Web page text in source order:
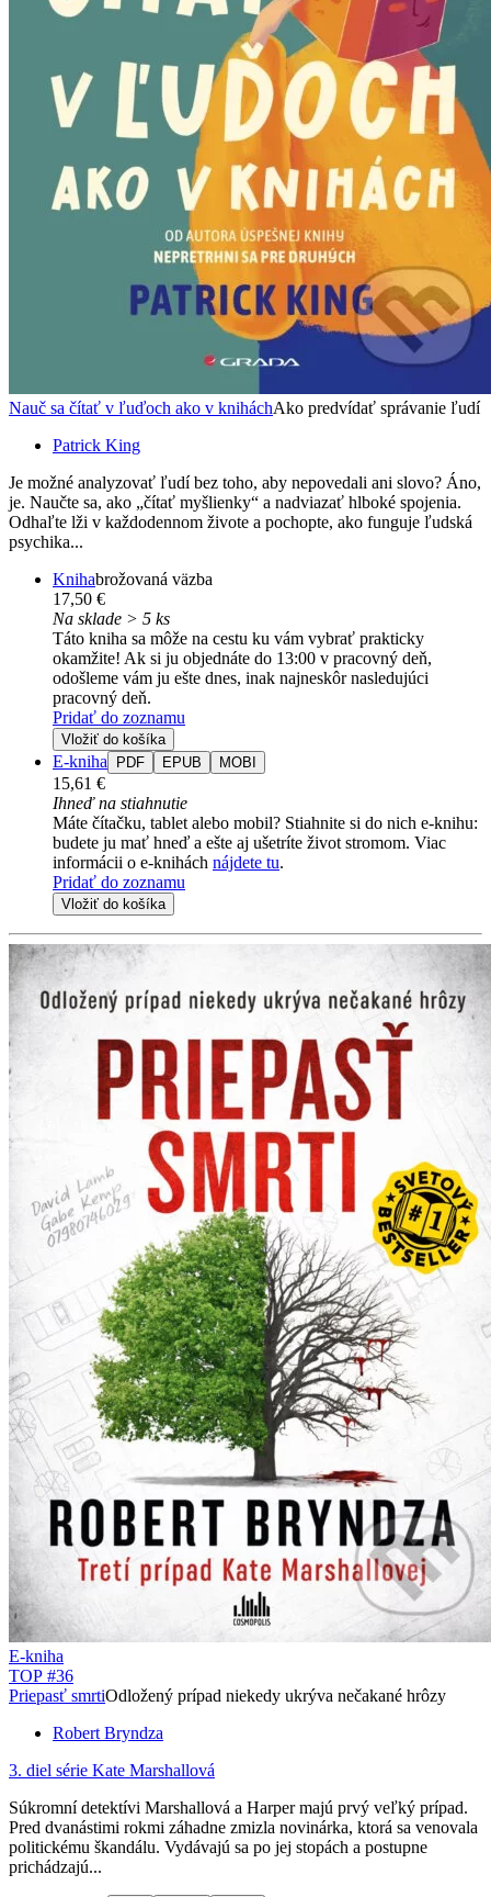
Nauč sa čítať v ľuďoch ako v kniháchAko predvídať správanie ľudí
Patrick King
Je možné analyzovať ľudí bez toho, aby nepovedali ani slovo? Áno,
je. Naučte sa, ako „čítať myšlienky“ a nadviazať hlboké spojenia.
Odhaľte lži v každodennom živote a pochopte, ako funguje ľudská
psychika...
Knihabrožovaná väzba
17,50 €
Na sklade > 5 ks
Táto kniha sa môže na cestu ku vám vybrať prakticky
okamžite! Ak si ju objednáte do 13:00 v pracovný deň,
odošleme vám ju ešte dnes, inak najneskôr nasledujúci
pracovný deň.
Pridať do zoznamu
Vložiť do košíka
E-kniha PDF EPUB MOBI
15,61 €
Ihneď na stiahnutie
Máte čítačku, tablet alebo mobil? Stiahnite si do nich e-knihu:
budete ju mať hneď a ešte aj ušetríte život stromom. Viac
informácii o e-knihách nájdete tu.
Pridať do zoznamu
Vložiť do košíka
E-kniha
TOP #36
Priepasť smrtiOdložený prípad niekedy ukrýva nečakané hrôzy
Robert Bryndza
3. diel série Kate Marshallová
Súkromní detektívi Marshallová a Harper majú prvý veľký prípad.
Pred dvanástimi rokmi záhadne zmizla novinárka, ktorá sa venovala
politickému škandálu. Vydávajú sa po jej stopách a postupne
prichádzajú...